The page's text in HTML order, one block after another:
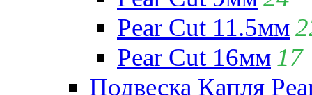
Pear Cut 11.5мм
Pear Cut 16мм 17
Подвеска Капля